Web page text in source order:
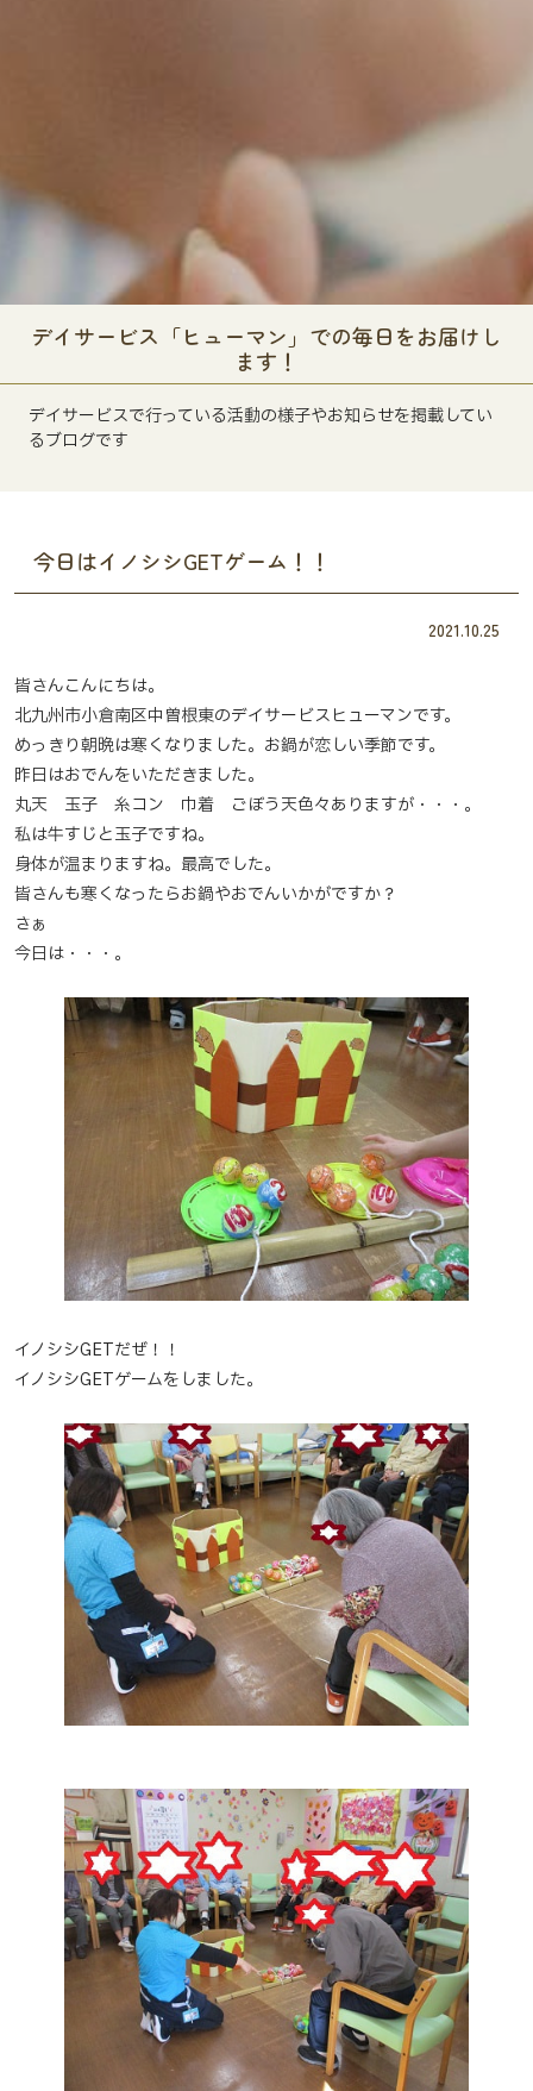
デイサービス「ヒューマン」での毎日をお届けし
ます！
デイサービスで行っている活動の様子やお知らせを掲載してい
るブログです
今日はイノシシGETゲーム！！
2021.10.25
皆さんこんにちは。
北九州市小倉南区中曽根東のデイサービスヒューマンです。
めっきり朝晩は寒くなりました。お鍋が恋しい季節です。
昨日はおでんをいただきました。
丸天 玉子 糸コン 巾着 ごぼう天色々ありますが・・・。
私は牛すじと玉子ですね。
身体が温まりますね。最高でした。
皆さんも寒くなったらお鍋やおでんいかがですか？
さぁ
今日は・・・。
イノシシGETだぜ！！
イノシシGETゲームをしました。